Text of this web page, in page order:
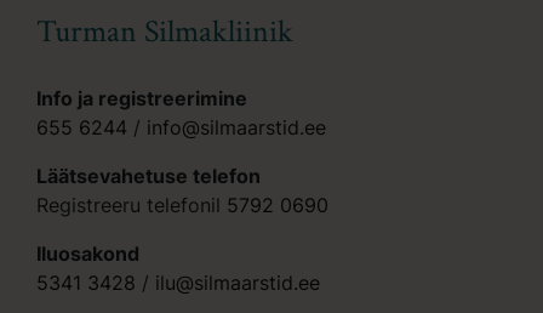
Turman Silmakliinik
Info ja registreerimine
655 6244 / info@silmaarstid.ee
Läätsevahetuse telefon
Registreeru telefonil 5792 0690
Iluosakond
5341 3428 / ilu@silmaarstid.ee